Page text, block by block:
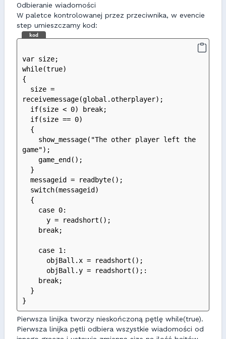
Odbieranie wiadomości
W paletce kontrolowanej przez przeciwnika, w evencie
step umieszczamy kod:
kod
var size;
while(true)
{
receivemessage(global.otherplayer);
  if(size < 0) break;
  if(size == 0)
  {
game");
    game_end();
  }
  messageid = readbyte();
  switch(messageid)
  {
    case 0:
      y = readshort();
    break;
    case 1:
      objBall.x = readshort();
      objBall.y = readshort();:
    break;
  }
}
Pierwsza linijka tworzy nieskończoną pętlę while(true).
Pierwsza linijka pętli odbiera wszystkie wiadomości od